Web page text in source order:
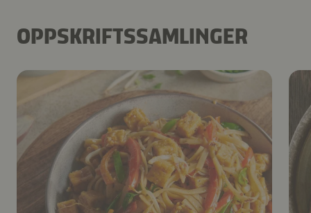
OPPSKRIFTSSAMLINGER